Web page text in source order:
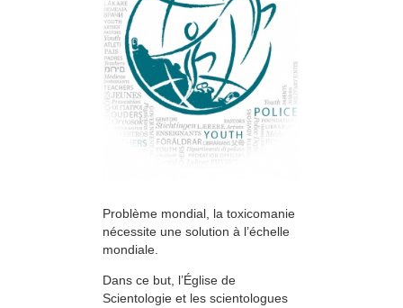
Problème mondial, la toxicomanie
nécessite une solution à l’échelle
mondiale.
Dans ce but, l’Église de
Scientologie et les scientologues